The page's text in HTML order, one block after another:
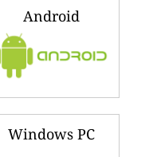
Android
Windows PC